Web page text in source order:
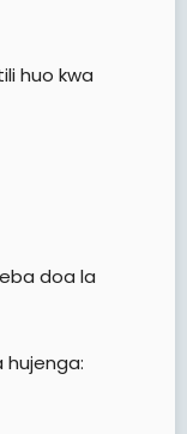
huo kwa
doa la